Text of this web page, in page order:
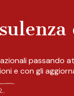
passando
e con gli